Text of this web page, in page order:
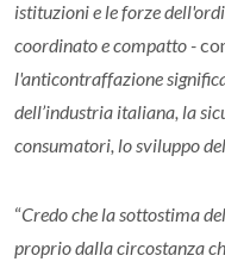
istituzioni e le forze
coordinato e compatto -
l'anticontraffazione
dell’industria italiana, la
consumatori, lo sviluppo
“Credo che la sottostima
proprio dalla circostanza